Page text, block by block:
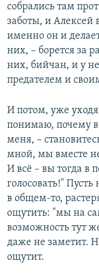
собрались там
заботы, и Алексей
именно он и
них, – борется за
них, бийчан, и у
предателем и
И потом, уже
понимаю, почему
меня, –
мной, мы вместе
И всё – вы тогда в
голосовать!"
в общем-то,
ощутить: "мы на
возможность тут
даже не заметит.
ощутит.